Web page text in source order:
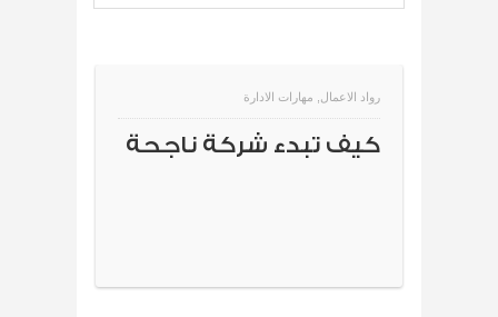
رواد الاعمال مهارات الادارة
كيف تبدء شركة ناجحة